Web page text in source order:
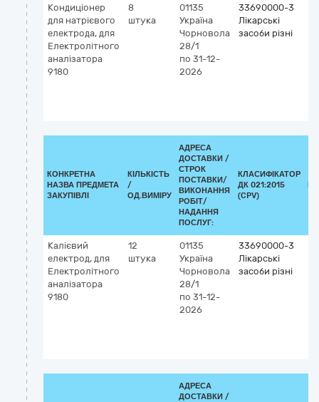
Кондиціонер
для натрієвого
електрода, для
Електролітного
аналізатора
9180
8
штука
01135
Україна
Чорновола
28/1
по 31-12-
2026
33690000-3
Лікарські
засоби різні
КОНКРЕТНА
НАЗВА ПРЕДМЕТА
ЗАКУПІВЛІ
КІЛЬКІСТЬ
/
ОД.ВИМІРУ
АДРЕСА
ДОСТАВКИ /
СТРОК
ПОСТАВКИ/
ВИКОНАННЯ
РОБІТ/
НАДАННЯ
ПОСЛУГ:
КЛАСИФІКАТОР
ДК 021:2015
(CPV)
Калієвий
електрод, для
Електролітного
аналізатора
9180
12
штука
01135
Україна
Чорновола
28/1
по 31-12-
2026
33690000-3
Лікарські
засоби різні
АДРЕСА
ДОСТАВКИ /